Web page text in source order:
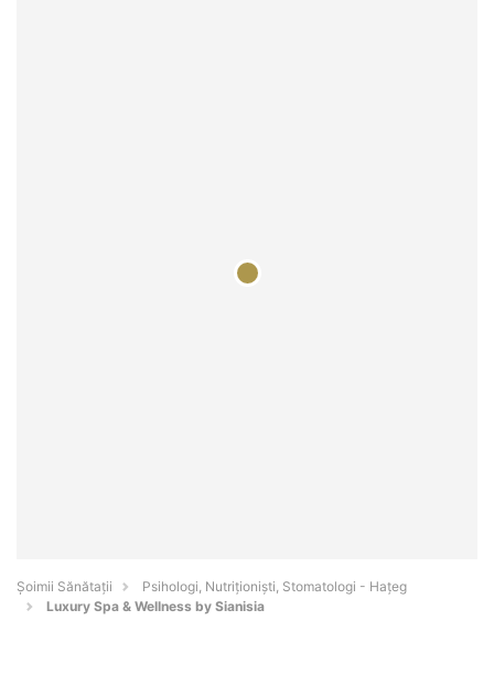
Şoimii Sănătații
Psihologi, Nutriționiști, Stomatologi - Haţeg
Luxury Spa & Wellness by Sianisia